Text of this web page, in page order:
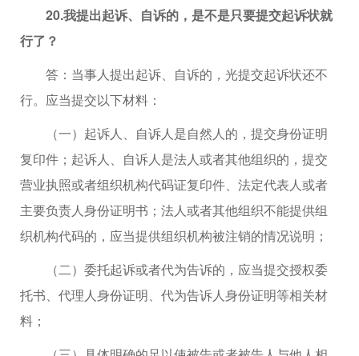
20.我提出起诉、自诉的，是不是只要提交起诉状就
行了？
答：当事人提出起诉、自诉的，光提交起诉状还不
行。应当提交以下材料：
（一）起诉人、自诉人是自然人的，提交身份证明
复印件；起诉人、自诉人是法人或者其他组织的，提交
营业执照或者组织机构代码证复印件、法定代表人或者
主要负责人身份证明书；法人或者其他组织不能提供组
织机构代码的，应当提供组织机构被注销的情况说明；
（二）委托起诉或者代为告诉的，应当提交授权委
托书、代理人身份证明、代为告诉人身份证明等相关材
料；